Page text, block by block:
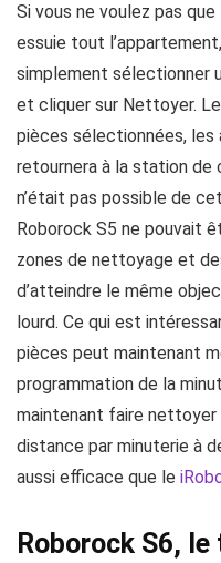
Si vous ne voulez pas
essuie tout
simplement sélectionner
et cliquer sur Nettoyer.
pièces sélectionnées, les
retournera à la station de
n’était pas possible de
Roborock S5 ne pouvait
zones de nettoyage et
d’atteindre le même
lourd. Ce qui est
pièces peut maintenant
programmation de la
maintenant faire nettoyer
distance par minuterie à
aussi efficace que le
Roborock S6,